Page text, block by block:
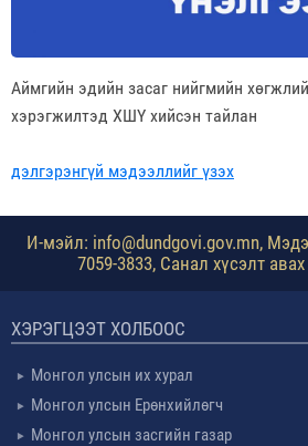
Аймгийн эдийн засаг нийгмийн
хэрэгжилтэд ХШҮ хийсэн тайлан
дэлгэрэнгүй мэдээллийг үзэх
И-мэйл: info@dundgovi.gov.mn,
7059-3833, Санал хүсэлт
ХЭРЭГЦЭЭТ ХОЛБООС
Монгол улсын их хурал
Монгол улсын Ерөнхийлөгч
Монгол улсын засгийн газар